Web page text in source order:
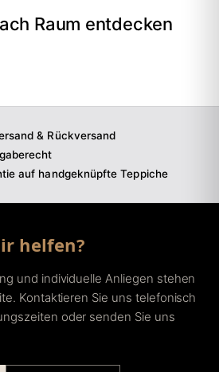
Raum entdecken
& Rückversand
auf handgeknüpfte Teppiche
helfen?
und individuelle Anliegen stehen
Kontaktieren Sie uns telefonisch
oder senden Sie uns